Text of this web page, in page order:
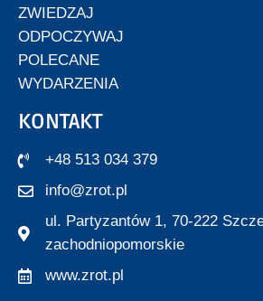
ZWIEDZAJ
ODPOCZYWAJ
POLECANE
WYDARZENIA
KONTAKT
+48 513 034 379
info@zrot.pl
ul. Partyzantów 1, 70-222
zachodniopomorskie
www.zrot.pl